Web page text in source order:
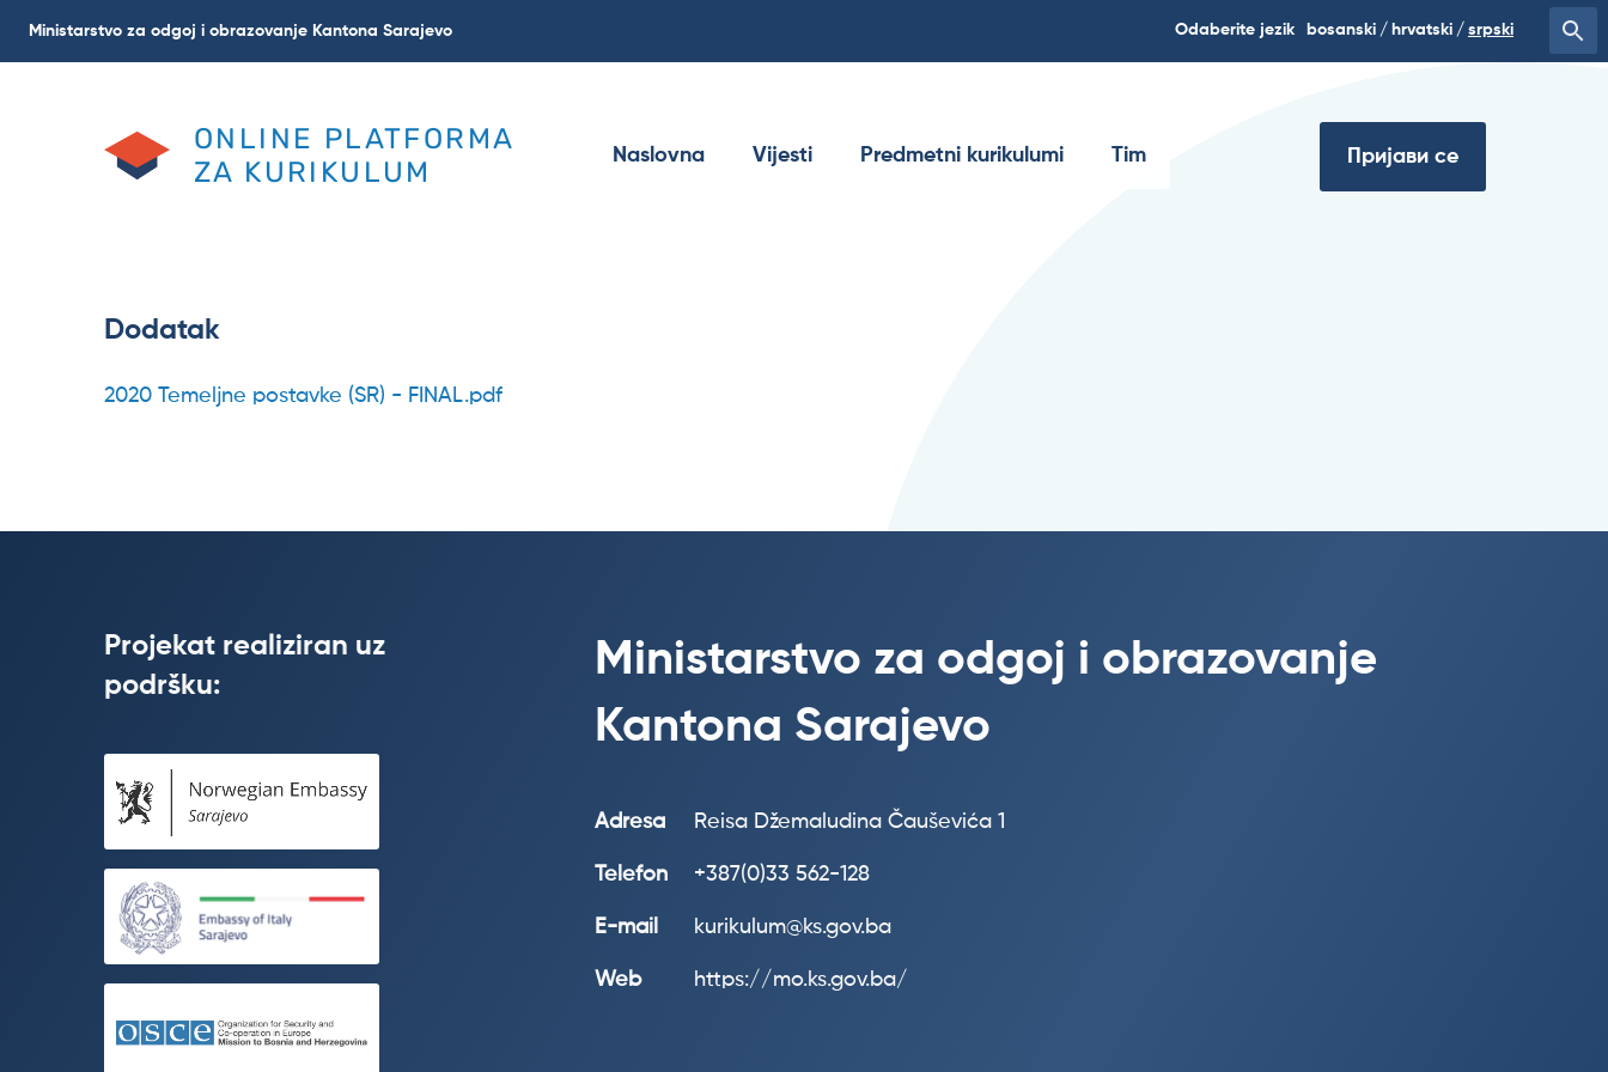
Ministarstvo za odgoj i obrazovanje Kantona Sarajevo Odaberite jezik bosanski hrvatski srpski
ONLINE PLATFORMA
ZA KURIKULUM
Naslovna Vijesti Predmetni kurikulumi Tim Пријави се
Dodatak
2020 Temeljne postavke (SR) - FINAL.pdf
Projekat realiziran uz
podršku:
Ministarstvo za odgoj i obrazovanje
Kantona Sarajevo
Adresa Reisa Džemaludina Čauševića 1
Telefon +387(0)33 562-128
E-mail kurikulum@ks.gov.ba
Web https://mo.ks.gov.ba/